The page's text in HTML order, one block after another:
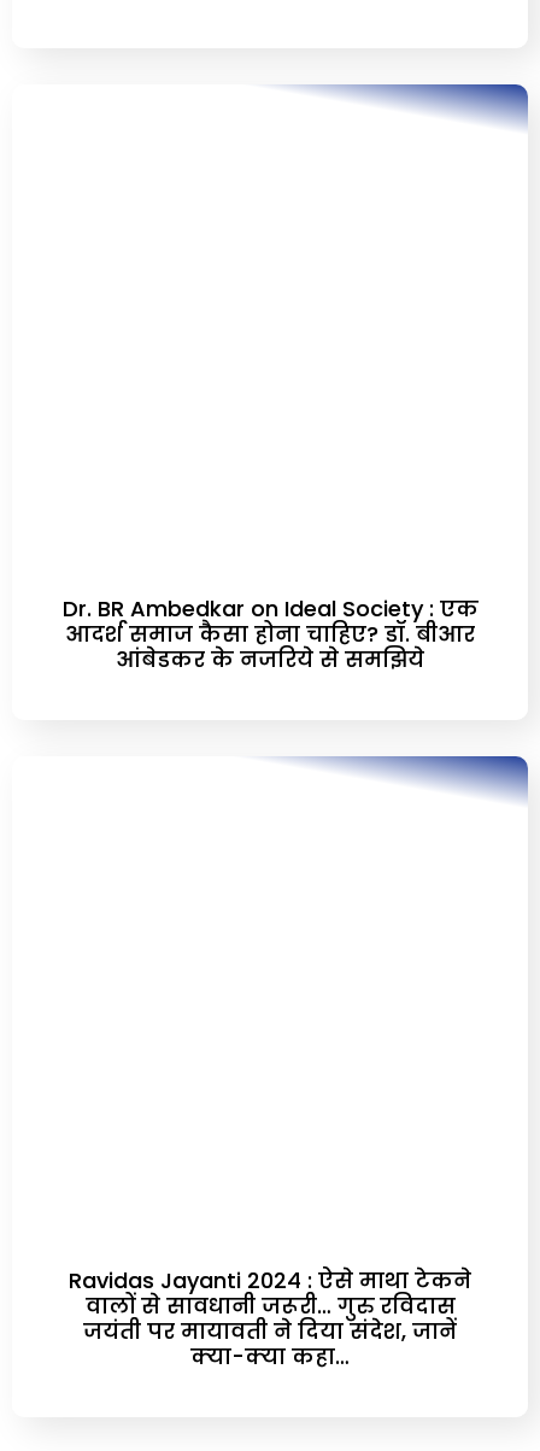
Dr. BR Ambedkar on Ideal Society : एक
आदर्श समाज कैसा होना चाहिए? डॉ. बीआर
आंबेडकर के नजरिये से समझिये
Ravidas Jayanti 2024 : ऐसे माथा टेकने
वालों से सावधानी जरूरी… गुरु रविदास
जयंती पर मायावती ने दिया संदेश, जानें
क्‍या-क्‍या कहा…